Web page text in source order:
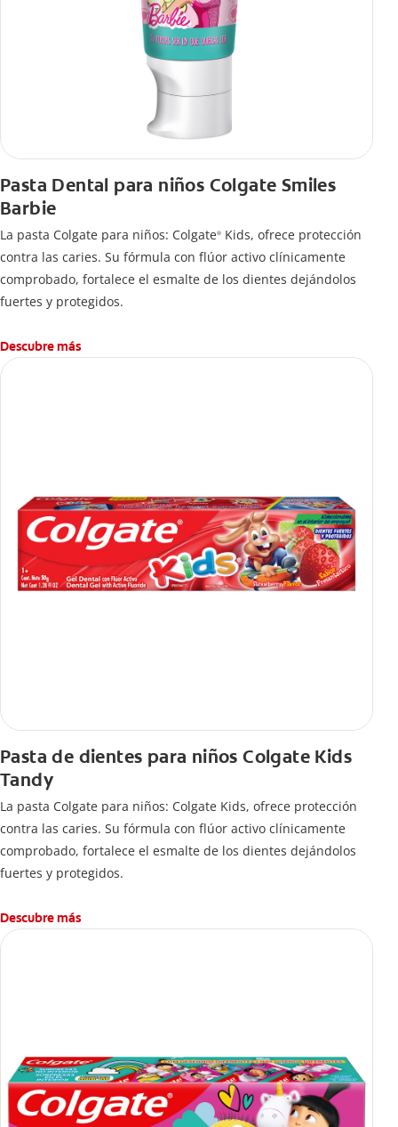
Pasta Dental para niños Colgate Smiles
Barbie
La pasta Colgate para niños: Colgate® Kids, ofrece protección
contra las caries. Su fórmula con flúor activo clínicamente
comprobado, fortalece el esmalte de los dientes dejándolos
fuertes y protegidos.
Descubre más
Pasta de dientes para niños Colgate Kids
Tandy
La pasta Colgate para niños: Colgate Kids, ofrece protección
contra las caries. Su fórmula con flúor activo clínicamente
comprobado, fortalece el esmalte de los dientes dejándolos
fuertes y protegidos.
Descubre más